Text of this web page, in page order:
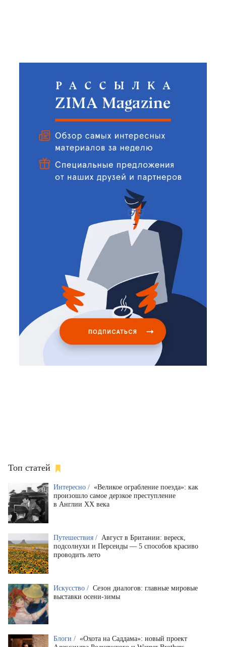
Топ статей
Интересно / «Великое ограбление поезда»: как
произошло самое дерзкое преступление
в Англии XX века
Путешествия / Август в Британии: вереск,
подсолнухи и Персеиды — 5 способов красиво
проводить лето
Искусство / Сезон диалогов: главные мировые
выставки осени-зимы
Блоги / «Охота на Саддама»: новый проект